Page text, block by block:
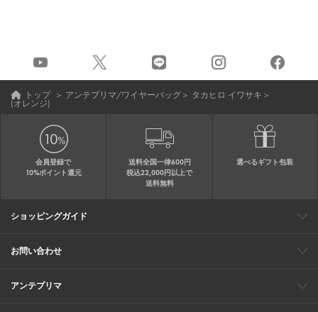
トップ ＞ アンテプリマ/ワイヤーバッグ＞ タカヒロ イワサキ ＞
(オレンジ)
会員登録で
10%ポイント還元
送料全国一律600円
税込22,000円以上で
送料無料
選べるギフト包装
ショッピングガイド
会員特典
ご購入・配送について
返品について
ギフト包装
FAQ
サイトマップ
お問い合わせ
メールでのお問い合わせ
お修理についてのお問い合わせ
アンテプリマ